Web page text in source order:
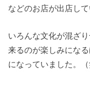
などのお店が出店して
いろんな文化が混ざ
来るのが楽しみにな
になっていました。（